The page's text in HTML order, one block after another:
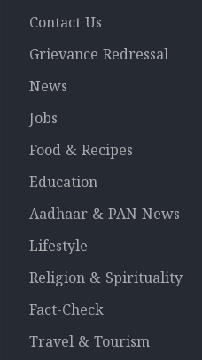
Contact Us
Grievance Redressal
News
Jobs
Food & Recipes
Education
Aadhaar & PAN News
Lifestyle
Religion & Spirituality
Fact-Check
Travel & Tourism